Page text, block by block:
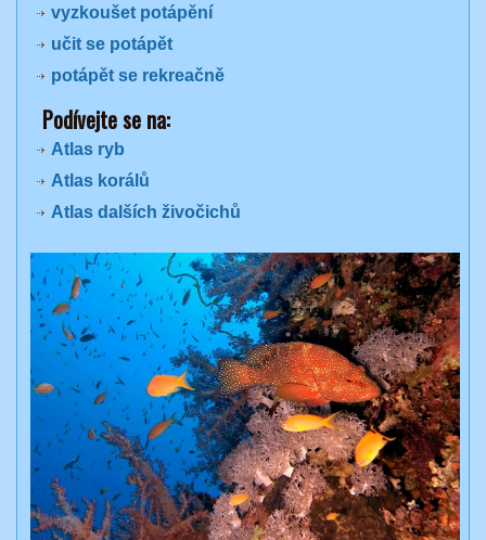
vyzkoušet potápění
učit se potápět
potápět se rekreačně
Podívejte se na:
Atlas ryb
Atlas korálů
Atlas dalších živočichů